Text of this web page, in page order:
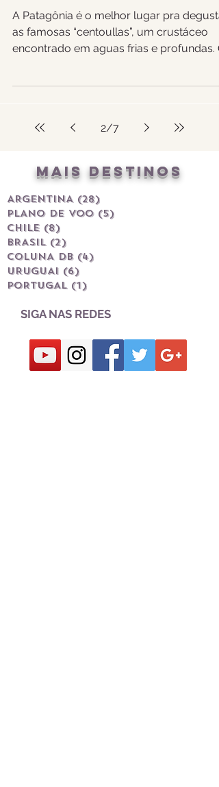
A Patagônia é o melhor lugar pra
as famosas “centoullas”, um crustáceo
encontrado em aguas frias e profundas.
2/7
MAIS DESTINOS
ARGENTINA (28)
PLANO DE VOO (5)
CHILE (8)
BRASIL (2)
COLUNA DB (4)
URUGUAI (6)
PORTUGAL (1)
SIGA NAS REDES